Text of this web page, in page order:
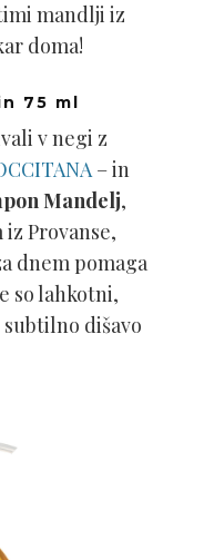
mandlji iz
doma!
75 ml
v negi z
– in
Mandelj,
Provanse,
dnem pomaga
so lahkotni,
dišavo